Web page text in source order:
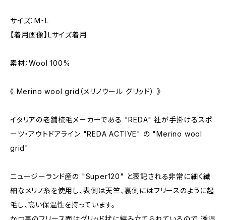
サイズ：M・L
【着用画像】Lサイズ着用
素材：Wool 100%
《 Merino wool grid（メリノウール グリッド） 》
イタリアの老舗梳毛メーカーである "REDA" 社が手掛けるスポ
ーツ・アウトドアライン "REDA ACTIVE" の "Merino wool
grid"
ニュージーランド産の "Super120" と表記される非常に細く繊
細なメリノ糸を使用し、表側は天竺、裏側にはフリースのように起
毛し、高い保温性を持っています。